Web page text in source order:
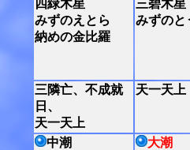
四緑木星
みずのえとら
納めの金比羅
三碧木星
みずのと
三隣亡、不成就
日、
天一天上
天一天上
中潮
大潮